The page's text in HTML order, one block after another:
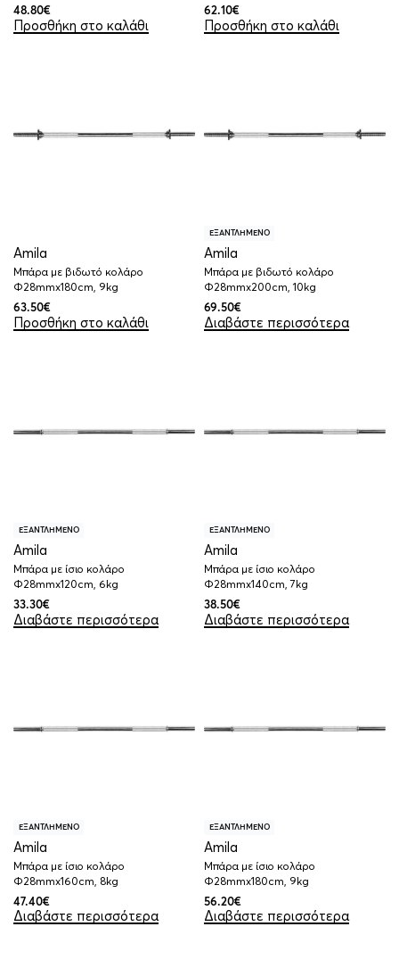
48.80€
Προσθήκη στο καλάθι
62.10€
Προσθήκη στο καλάθι
Amila
Μπάρα με βιδωτό κολάρο
Φ28mmx180cm, 9kg
63.50€
Προσθήκη στο καλάθι
ΕΞΑΝΤΛΗΜΕΝΟ
Amila
Μπάρα με βιδωτό κολάρο
Φ28mmx200cm, 10kg
69.50€
Διαβάστε περισσότερα
ΕΞΑΝΤΛΗΜΕΝΟ
Amila
Μπάρα με ίσιο κολάρο
Φ28mmx120cm, 6kg
33.30€
Διαβάστε περισσότερα
ΕΞΑΝΤΛΗΜΕΝΟ
Amila
Μπάρα με ίσιο κολάρο
Φ28mmx140cm, 7kg
38.50€
Διαβάστε περισσότερα
ΕΞΑΝΤΛΗΜΕΝΟ
Amila
Μπάρα με ίσιο κολάρο
Φ28mmx160cm, 8kg
47.40€
Διαβάστε περισσότερα
ΕΞΑΝΤΛΗΜΕΝΟ
Amila
Μπάρα με ίσιο κολάρο
Φ28mmx180cm, 9kg
56.20€
Διαβάστε περισσότερα